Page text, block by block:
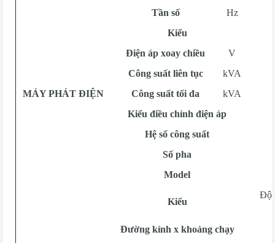
MÁY PHÁT ĐIỆN
Tần số
Hz
Kiểu
Điện áp xoay chiều
V
Công suất liên tục
kVA
Công suất tối đa
kVA
Kiểu điều chỉnh điện áp
Hệ số công suất
Số pha
Model
Kiểu
Đường kính x khoảng chạy